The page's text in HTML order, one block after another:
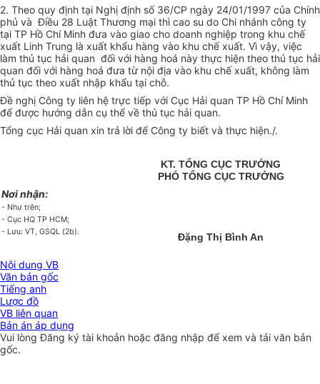
2. Theo quy định tại Nghị định số 36/CP ngày 24/01/1997 của Chính
phủ và Điều 28 Luật Thương mại thì cao su do Chi nhánh công ty
tại TP Hồ Chí Minh đưa vào giao cho doanh nghiệp trong khu chế
xuất Linh Trung là xuất khẩu hàng vào khu chế xuất. Vì vậy, việc
làm thủ tục hải quan đối với hàng hoá này thực hiện theo thủ tục hải
quan đối với hàng hoá đưa từ nội địa vào khu chế xuất, không làm
thủ tục theo xuất nhập khẩu tại chỗ.
Đề nghị Công ty liên hệ trực tiếp với Cục Hải quan TP Hồ Chí Minh
để được hướng dẫn cụ thể về thủ tục hải quan.
Tổng cục Hải quan xin trả lời để Công ty biết và thực hiện./.
Nơi nhận:
- Như trên;
- Cục HQ TP HCM;
- Lưu: VT, GSQL (2b).
KT. TỔNG CỤC TRƯỞNG
PHÓ TỔNG CỤC TRƯỞNG
Đặng Thị Bình An
Nội dung VB
Văn bản gốc
Tiếng anh
Lược đồ
VB liên quan
Bản án áp dụng
Vui lòngĐăng ký tài khoản hoặc đăng nhập để xem và tải văn bản
gốc.